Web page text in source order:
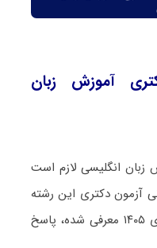
آموزش زبان
زبان انگلیسی لازم است
آزمون دکتری این رشته
که در دفترچه‌ ثبت نام آزمون دکتری ۱۴۰۵ معرفی شده، پاسخ